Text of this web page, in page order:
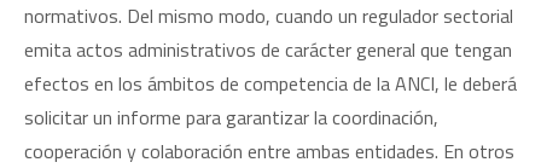
normativos. Del mismo modo, cuando un regulador sectorial
emita actos administrativos de carácter general que tengan
efectos en los ámbitos de competencia de la ANCI, le deberá
solicitar un informe para garantizar la coordinación,
cooperación y colaboración entre ambas entidades. En otros